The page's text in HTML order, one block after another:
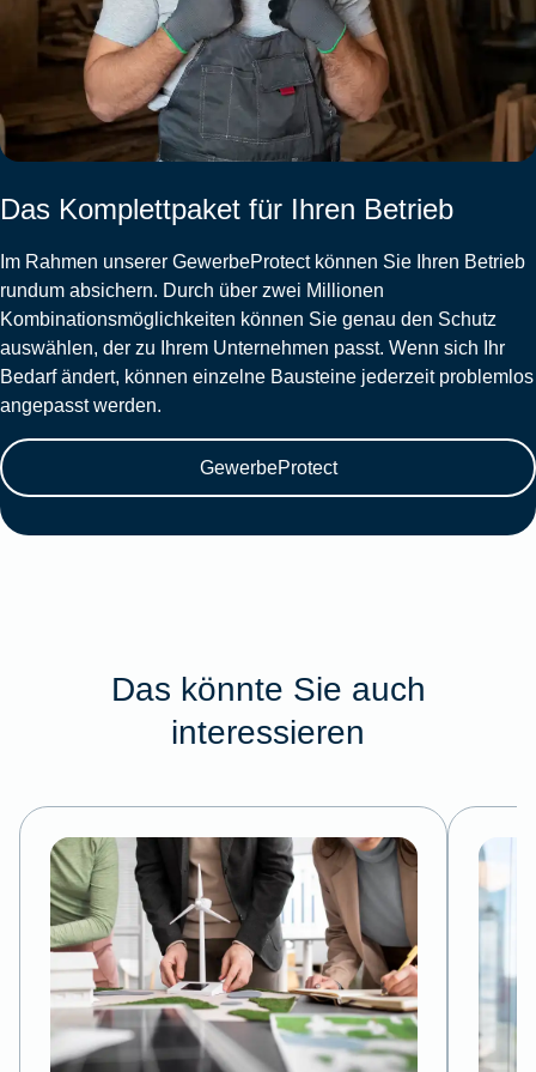
Das Komplettpaket für Ihren Betrieb
Im Rahmen unserer GewerbeProtect können Sie Ihren Betrieb
rundum absichern. Durch über zwei Millionen
Kombinationsmöglichkeiten können Sie genau den Schutz
auswählen, der zu Ihrem Unternehmen passt. Wenn sich Ihr
Bedarf ändert, können einzelne Bausteine jederzeit problemlos
angepasst werden.
GewerbeProtect
Das könnte Sie auch
interessieren